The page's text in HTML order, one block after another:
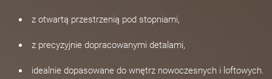
z otwartą przestrzenią pod stopniami,
z precyzyjnie dopracowanymi detalami,
idealnie dopasowane do wnętrz nowoczesnych i loftowych.